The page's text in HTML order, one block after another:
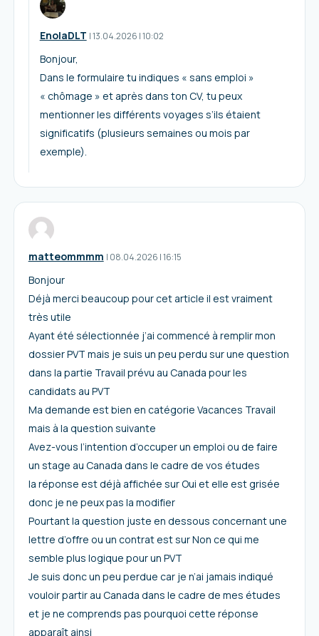
EnolaDLT I13.04.2026 |10:02
Bonjour,
Dans le formulaire tu indiques « sans emploi »
« chômage » et après dans ton CV, tu peux
mentionner les différents voyages s’ils étaient
significatifs (plusieurs semaines ou mois par
exemple).
matteommmm I 08.04.2026 |16:15
Bonjour
Déjà merci beaucoup pour cet article il est vraiment
très utile
Ayant été sélectionnée j’ai commencé à remplir mon
dossier PVT mais je suis un peu perdu sur une question
dans la partie Travail prévu au Canada pour les
candidats au PVT
Ma demande est bien en catégorie Vacances Travail
mais à la question suivante
Avez-vous l’intention d’occuper un emploi ou de faire
un stage au Canada dans le cadre de vos études
la réponse est déjà affichée sur Oui et elle est grisée
donc je ne peux pas la modifier
Pourtant la question juste en dessous concernant une
lettre d’offre ou un contrat est sur Non ce qui me
semble plus logique pour un PVT
Je suis donc un peu perdue car je n’ai jamais indiqué
vouloir partir au Canada dans le cadre de mes études
et je ne comprends pas pourquoi cette réponse
apparaît ainsi